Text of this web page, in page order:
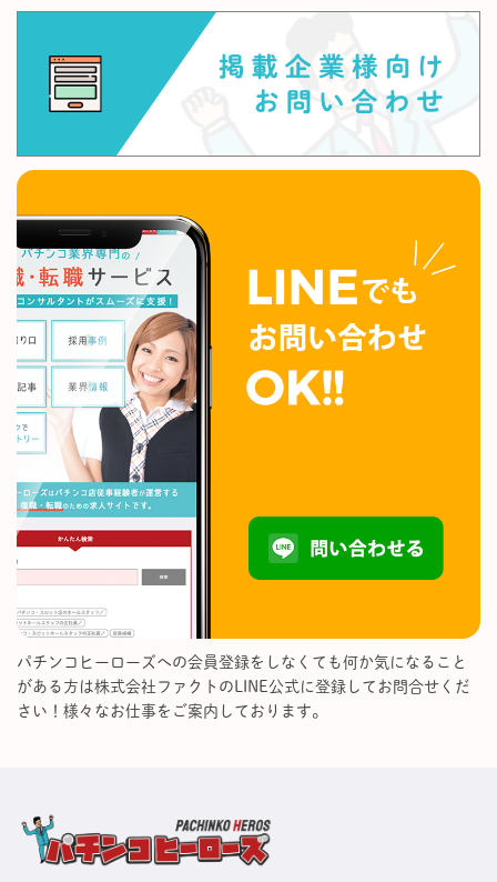
パチンコヒーローズへの会員登録をしなくても何か気になること
がある方は株式会社ファクトのLINE公式に登録してお問合せくだ
さい！様々なお仕事をご案内しております。